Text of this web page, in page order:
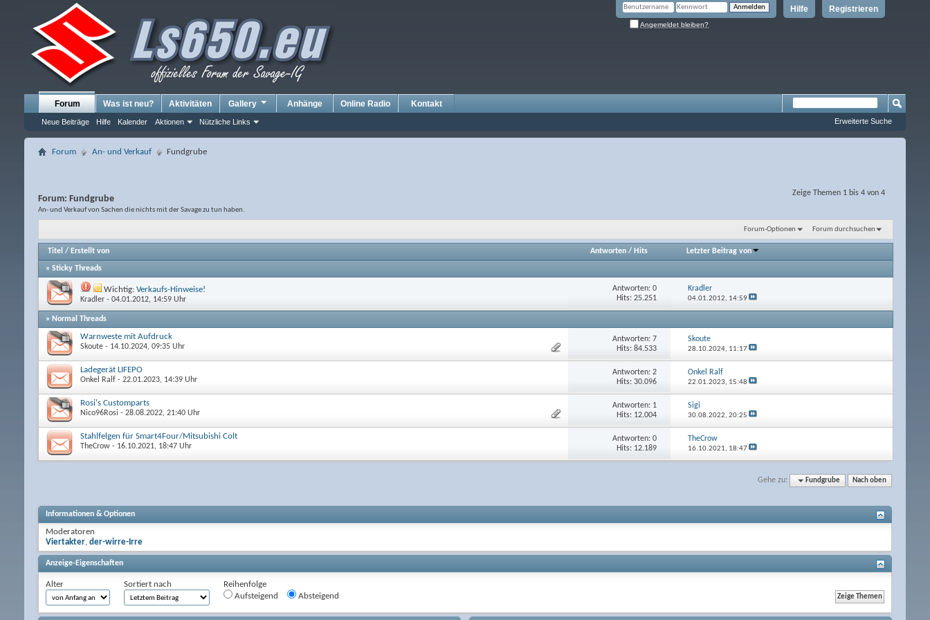
Registrieren
Hilfe
Angemeldet bleiben?
Forum
Neue Beiträge Hilfe Kalender Aktionen Nützliche Links
Was ist neu? Aktivitäten Gallery Anhänge Online Radio Kontakt
Erweiterte Suche
Forum An- und Verkauf Fundgrube
Zeige Themen 1 bis 4 von 4
Forum: Fundgrube
An- und Verkauf von Sachen die nichts mit der Savage zu tun haben.
Forum-Optionen Forum durchsuchen
Titel / Erstellt von Antworten/ Hits Letzter Beitrag von
» Sticky Threads
Wichtig: Verkaufs-Hinweise!
Kradler - 04.01.2012, 14:59 Uhr
Antworten: 0
Hits: 25.251
Kradler
04.01.2012, 14:59
» Normal Threads
Warnweste mit Aufdruck
Skoute - 14.10.2024, 09:35 Uhr
Antworten: 7
Hits: 84.533
Skoute
28.10.2024, 11:17
Ladegerät LIFEPO
Onkel Ralf - 22.01.2023, 14:39 Uhr
Antworten: 2
Hits: 30.096
Onkel Ralf
22.01.2023, 15:48
Rosi's Customparts
Nico96Rosi - 28.08.2022, 21:40 Uhr
Antworten: 1
Hits: 12.004
Sigi
30.08.2022, 20:25
Stahlfelgen für Smart4Four/Mitsubishi Colt
TheCrow - 16.10.2021, 18:47 Uhr
Antworten: 0
Hits: 12.189
TheCrow
16.10.2021, 18:47
Gehe zu: Fundgrube Nach oben
Informationen & Optionen
Moderatoren
Viertakter, der-wirre-Irre
Anzeige-Eigenschaften
Alter Sortiert nach
Reihenfolge
Aufsteigend
Absteigend